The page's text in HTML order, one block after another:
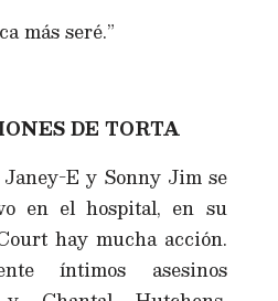
más seré.”
DE TORTA
E y Sonny Jim se
en el hospital, en su
hay mucha acción.
íntimos asesinos